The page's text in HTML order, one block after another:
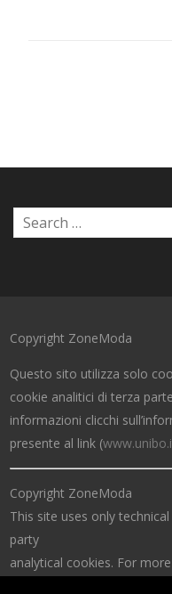
Copyright ZoneModa
Questo sito utilizza solo
cookie analitici di terza
informazioni clicchi
presente al link (
Copyright ZoneModa
This site uses only
party
analytical cookies. For